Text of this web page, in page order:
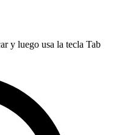
y luego usa la tecla Tab